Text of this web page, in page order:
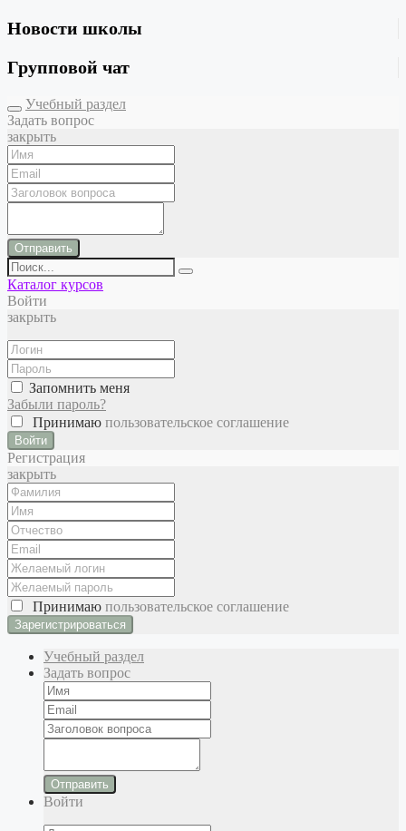
Новости школы
Групповой чат
Учебный раздел
Задать вопрос
закрыть
Отправить
Каталог курсов
Войти
закрыть
Запомнить меня
Забыли пароль?
Принимаю пользовательское соглашение
Войти
Регистрация
закрыть
Принимаю пользовательское соглашение
Учебный раздел
Задать вопрос
Отправить
Войти